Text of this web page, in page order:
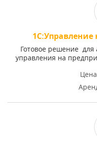
Готовое решение для
управления на